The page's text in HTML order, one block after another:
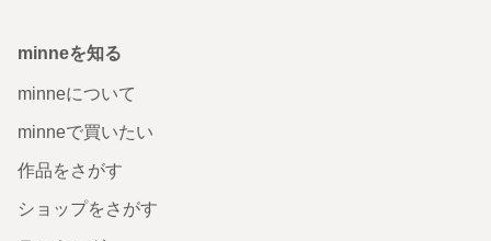
minneを知る
minneについて
minneで買いたい
作品をさがす
ショップをさがす